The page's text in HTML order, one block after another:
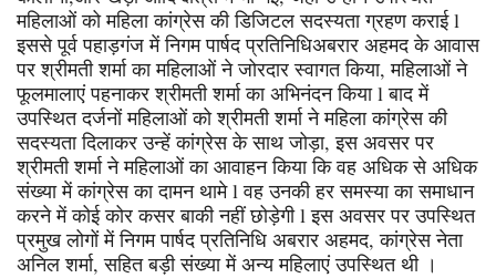
महिलाओं को महिला कांग्रेस की डिजिटल सदस्यता ग्रहण कराई l
इससे पूर्व पहाड़गंज में निगम पार्षद प्रतिनिधिअबरार अहमद के आवास
पर श्रीमती शर्मा का महिलाओं ने जोरदार स्वागत किया, महिलाओं ने
फूलमालाएं पहनाकर श्रीमती शर्मा का अभिनंदन किया l बाद में
उपस्थित दर्जनों महिलाओं को श्रीमती शर्मा ने महिला कांग्रेस की
सदस्यता दिलाकर उन्हें कांग्रेस के साथ जोड़ा, इस अवसर पर
श्रीमती शर्मा ने महिलाओं का आवाहन किया कि वह अधिक से अधिक
संख्या में कांग्रेस का दामन थामे l वह उनकी हर समस्या का समाधान
करने में कोई कोर कसर बाकी नहीं छोड़ेगी l इस अवसर पर उपस्थित
प्रमुख लोगों में निगम पार्षद प्रतिनिधि अबरार अहमद, कांग्रेस नेता
अनिल शर्मा, सहित बड़ी संख्या में अन्य महिलाएं उपस्थित थी ।